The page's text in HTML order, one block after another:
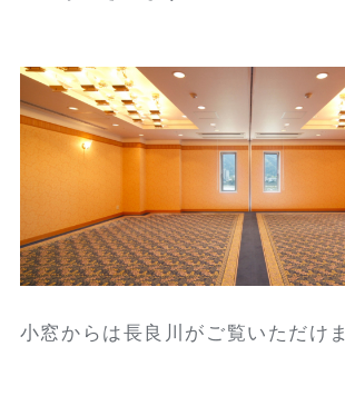
小窓からは長良川がご覧いただけ